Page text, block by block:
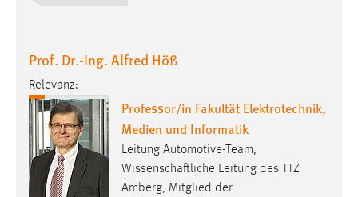
Prof. Dr.-Ing. Alfred Höß
Relevanz:
Professor/in Fakultät Elektrotechnik,
Medien und Informatik
Leitung Automotive-Team,
Wissenschaftliche Leitung des TTZ
Amberg, Mitglied der